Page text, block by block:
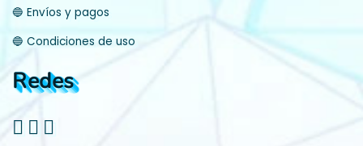
🔵 Envíos y pagos
🔵 Condiciones de uso
Redes